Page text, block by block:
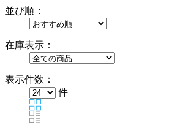
並び順：
在庫表示：
表示件数：
件